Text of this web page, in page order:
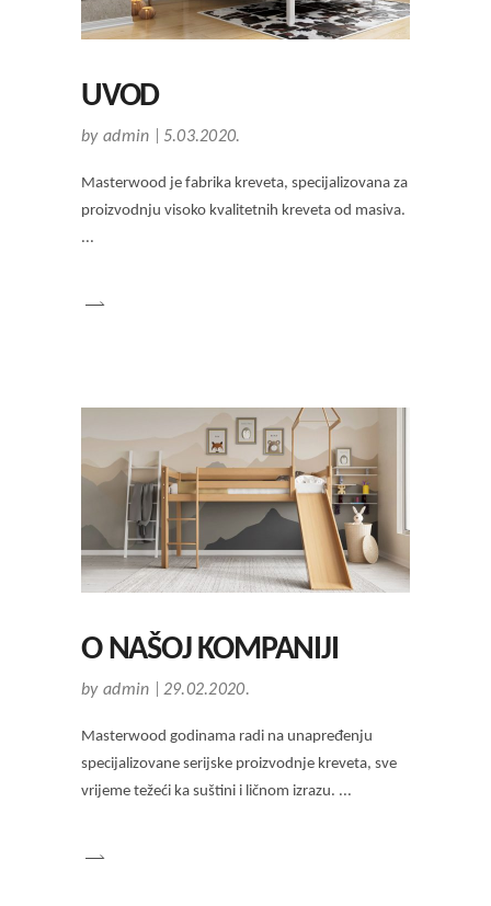
UVOD
by admin 5.03.2020.
Masterwood je fabrika kreveta, specijalizovana za
proizvodnju visoko kvalitetnih kreveta od masiva.
O NAŠOJ KOMPANIJI
by admin 29.02.2020.
Masterwood godinama radi na unapređenju
specijalizovane serijske proizvodnje kreveta, sve
vrijeme težeći ka suštini i ličnom izrazu.